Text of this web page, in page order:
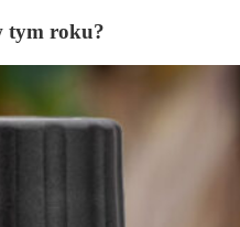
tym roku?